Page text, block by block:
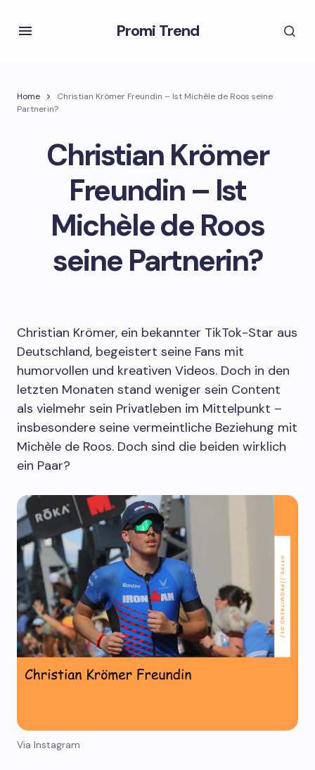
Promi Trend
Home
Christian Krömer Freundin – Ist Michèle de Roos seine
Partnerin?
Christian Krömer
Freundin – Ist
Michèle de Roos
seine Partnerin?
Christian Krömer, ein bekannter TikTok-Star aus
Deutschland, begeistert seine Fans mit
humorvollen und kreativen Videos. Doch in den
letzten Monaten stand weniger sein Content
als vielmehr sein Privatleben im Mittelpunkt –
insbesondere seine vermeintliche Beziehung mit
Michèle de Roos. Doch sind die beiden wirklich
ein Paar?
Via Instagram